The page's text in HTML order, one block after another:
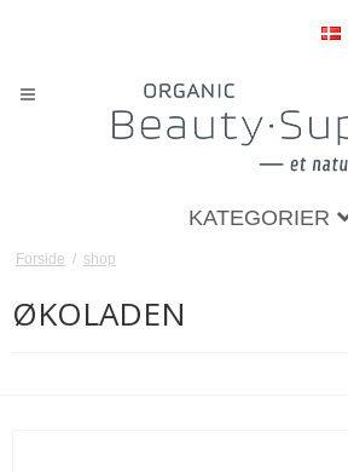
KATEGORIER
Forside / shop
ØKOLADEN